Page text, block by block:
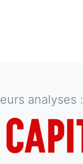
analyses :